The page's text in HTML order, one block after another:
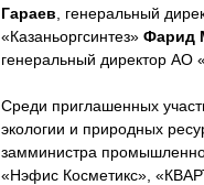
Гараев , генеральный
«Казаньоргсинтез» Фарид
генеральный директор
Среди приглашенных
экологии и природных
замминистра
«Нэфис Косметикс»,